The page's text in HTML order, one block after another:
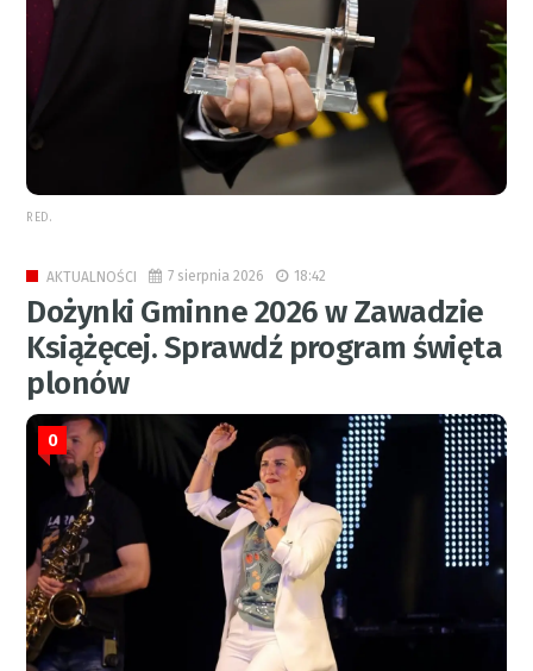
RED.
AKTUALNOŚCI 7 sierpnia 2026 18:42
Dożynki Gminne 2026 w Zawadzie
Książęcej. Sprawdź program święta
plonów
0